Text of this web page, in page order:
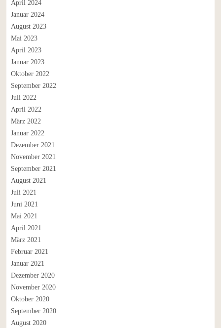
April 2024
Januar 2024
August 2023
Mai 2023
April 2023
Januar 2023
Oktober 2022
September 2022
Juli 2022
April 2022
März 2022
Januar 2022
Dezember 2021
November 2021
September 2021
August 2021
Juli 2021
Juni 2021
Mai 2021
April 2021
März 2021
Februar 2021
Januar 2021
Dezember 2020
November 2020
Oktober 2020
September 2020
August 2020